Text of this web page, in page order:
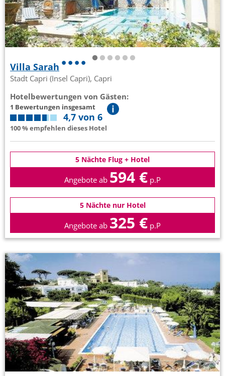
Villa Sarah
Stadt Capri (Insel Capri), Capri
Hotelbewertungen von Gästen:
1 Bewertungen insgesamt
4,7 von 6
100 % empfehlen dieses Hotel
5 Nächte Flug + Hotel
Angebote ab 594 € p.P
5 Nächte nur Hotel
Angebote ab 325 € p.P